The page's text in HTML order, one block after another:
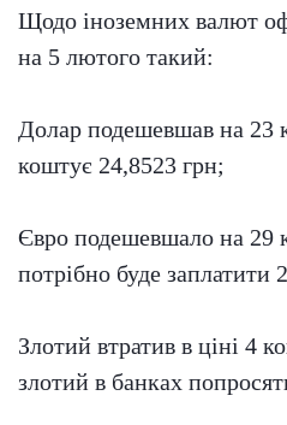
Щодо іноземних валют
на 5 лютого такий:
Долар подешевшав на
коштує 24,8523 грн;
Євро подешевшало на 29
потрібно буде заплатити
Злотий втратив в ціні 4
злотий в банках